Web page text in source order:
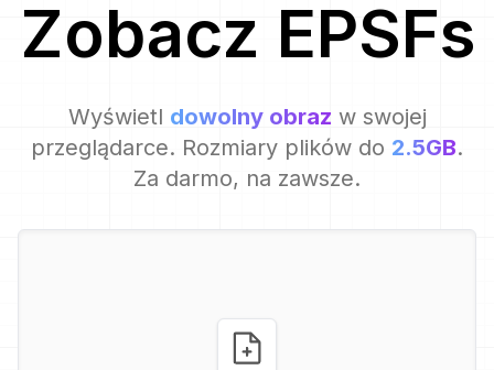
Zobacz EPSFs
Wyświetl dowolny obraz w swojej
przeglądarce. Rozmiary plików do 2.5GB.
Za darmo, na zawsze.